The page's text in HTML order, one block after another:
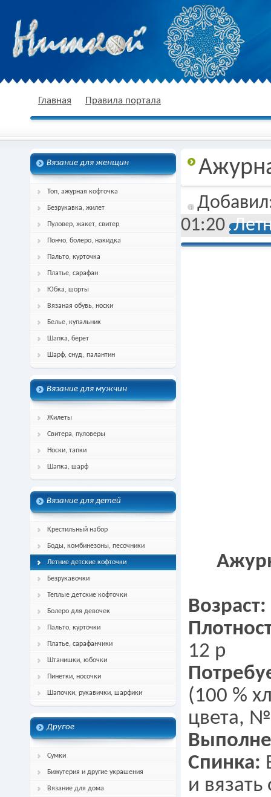
спицами, схема и описание
Главная Правила портала
Вязание для женщин
Топ, ажурная кофточка
Безрукавка, жилет
Пуловер, жакет, свитер
Пончо, болеро, накидка
Пальто, курточка
Платье, сарафан
Юбка, шорты
Вязаная обувь, носки
Белье, купальник
Шапка, берет
Шарф, снуд, палантин
Вязание для мужчин
Жилеты
Свитера, пуловеры
Носки, тапки
Шапка, шарф
Вязание для детей
Крестильный набор
Боды, комбинезоны, песочники
Летние детские кофточки
Безрукавочки
Теплые детские кофточки
Болеро для девочек
Пальто, курточки
Платье, сарафанчики
Штанишки, юбочки
Пинетки, носочки
Шапочки, рукавички, шарфики
Другое
Сумки
Бижутерия и другие украшения
Вязание для дома
01:20
Возраст:
12 р
(100 %
цвета,
Спинка:
и